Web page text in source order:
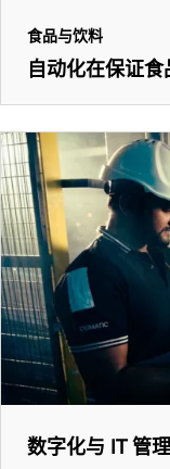
食品与饮料
自动化在保证
数字化与 IT 管